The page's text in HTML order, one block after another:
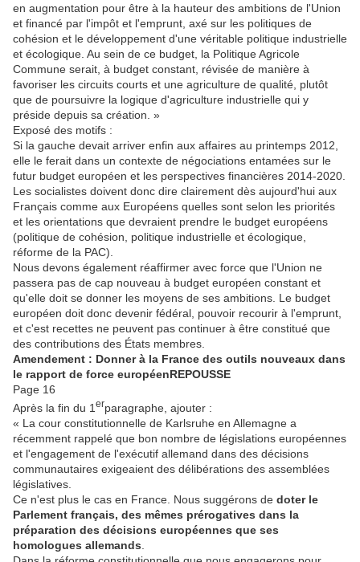
en augmentation pour être à la hauteur des ambitions de l'Union
et financé par l'impôt et l'emprunt, axé sur les politiques de
cohésion et le développement d'une véritable politique industrielle
et écologique. Au sein de ce budget, la Politique Agricole
Commune serait, à budget constant, révisée de manière à
favoriser les circuits courts et une agriculture de qualité, plutôt
que de poursuivre la logique d'agriculture industrielle qui y
préside depuis sa création. »
Exposé des motifs :
Si la gauche devait arriver enfin aux affaires au printemps 2012,
elle le ferait dans un contexte de négociations entamées sur le
futur budget européen et les perspectives financières 2014-2020.
Les socialistes doivent donc dire clairement dès aujourd'hui aux
Français comme aux Européens quelles sont selon les priorités
et les orientations que devraient prendre le budget européens
(politique de cohésion, politique industrielle et écologique,
réforme de la PAC).
Nous devons également réaffirmer avec force que l'Union ne
passera pas de cap nouveau à budget européen constant et
qu'elle doit se donner les moyens de ses ambitions. Le budget
européen doit donc devenir fédéral, pouvoir recourir à l'emprunt,
et c'est recettes ne peuvent pas continuer à être constitué que
des contributions des États membres.
Amendement : Donner à la France des outils nouveaux dans
le rapport de force européenREPOUSSE
Page 16
Après la fin du 1 erparagraphe, ajouter :
« La cour constitutionnelle de Karlsruhe en Allemagne a
récemment rappelé que bon nombre de législations européennes
et l'engagement de l'exécutif allemand dans des décisions
communautaires exigeaient des délibérations des assemblées
législatives.
Ce n'est plus le cas en France. Nous suggérons de doter le
Parlement français, des mêmes prérogatives dans la
préparation des décisions européennes que ses
homologues allemands